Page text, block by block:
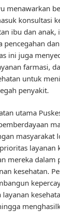
menawarkan
konsultasi
ibu dan
pencegahan
ini juga
farmasi,
untuk
penyakit.
utama
masyarakat
layanan
mereka dalam
kesehatan.